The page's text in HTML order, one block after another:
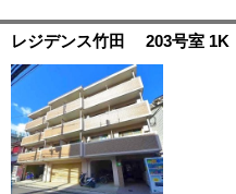
レジデンス竹田 203号室 1K